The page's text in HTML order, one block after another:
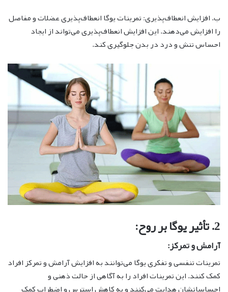
ب. افزایش انعطاف‌پذیری: تمرینات یوگا انعطاف‌پذیری عضلات و مفاصل
را افزایش می‌دهند. این افزایش انعطاف‌پذیری می‌تواند از ایجاد
احساس تنش و درد در بدن جلوگیری کند.
2. تأثیر یوگا بر روح:
آرامش و تمرکز:
تمرینات تنفسی و تفکری یوگا می‌توانند به افزایش آرامش و تمرکز افراد
کمک کنند. این تمرینات افراد را به آگاهی از حالت ذهنی و
احساساتشان هدایت می‌کنند و به کاهش استرس و اضطراب کمک